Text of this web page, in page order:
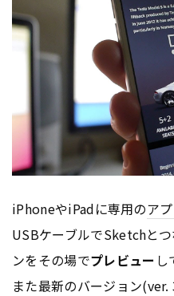
iPhoneやiPadに専用のア
USBケーブルでSketchと
ンをその場でプレビュー し
また最新のバージョン